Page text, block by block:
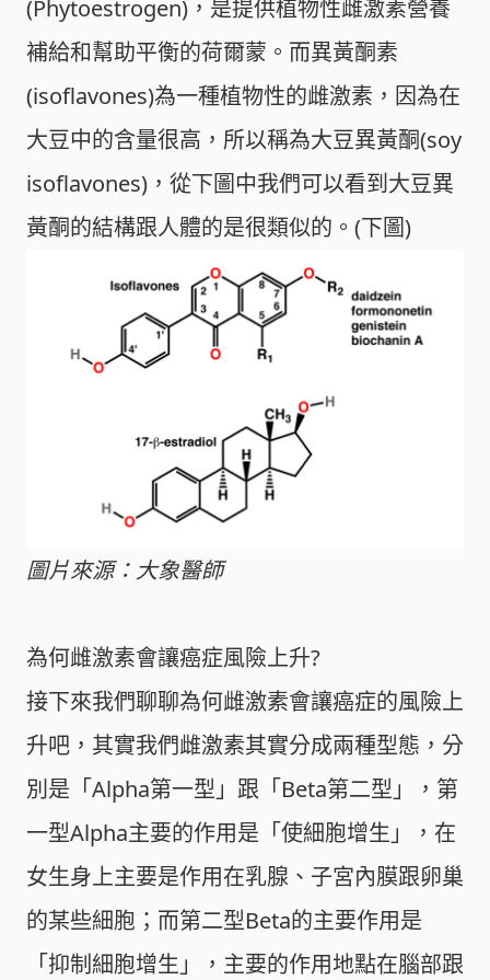
(Phytoestrogen)，是提供植物性雌激素營養
補給和幫助平衡的荷爾蒙。而異黃酮素
(isoflavones)為一種植物性的雌激素，因為在
大豆中的含量很高，所以稱為大豆異黃酮(soy
isoflavones)，從下圖中我們可以看到大豆異
黃酮的結構跟人體的是很類似的。(下圖)
圖片來源：大象醫師
為何雌激素會讓癌症風險上升?
接下來我們聊聊為何雌激素會讓癌症的風險上
升吧，其實我們雌激素其實分成兩種型態，分
別是「Alpha第一型」跟「Beta第二型」，第
一型Alpha主要的作用是「使細胞增生」，在
女生身上主要是作用在乳腺、子宮內膜跟卵巢
的某些細胞；而第二型Beta的主要作用是
「抑制細胞增生」，主要的作用地點在腦部跟